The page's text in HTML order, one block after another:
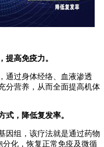
高免疫力。
过身体经络、血液渗透
分营养，从而全面提高机体
，降低复发率。
组，该疗法就是通过药物
化，恢复正常免疫及微循